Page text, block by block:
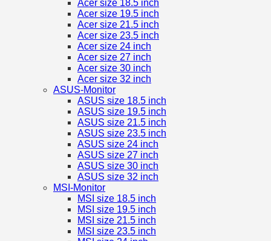
Acer size 18.5 inch
Acer size 19.5 inch
Acer size 21.5 inch
Acer size 23.5 inch
Acer size 24 inch
Acer size 27 inch
Acer size 30 inch
Acer size 32 inch
ASUS-Monitor
ASUS size 18.5 inch
ASUS size 19.5 inch
ASUS size 21.5 inch
ASUS size 23.5 inch
ASUS size 24 inch
ASUS size 27 inch
ASUS size 30 inch
ASUS size 32 inch
MSI-Monitor
MSI size 18.5 inch
MSI size 19.5 inch
MSI size 21.5 inch
MSI size 23.5 inch